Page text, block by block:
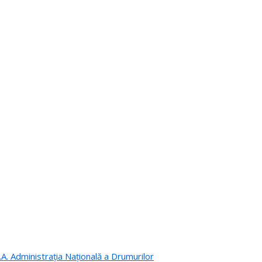
Administrația Națională a Drumurilor